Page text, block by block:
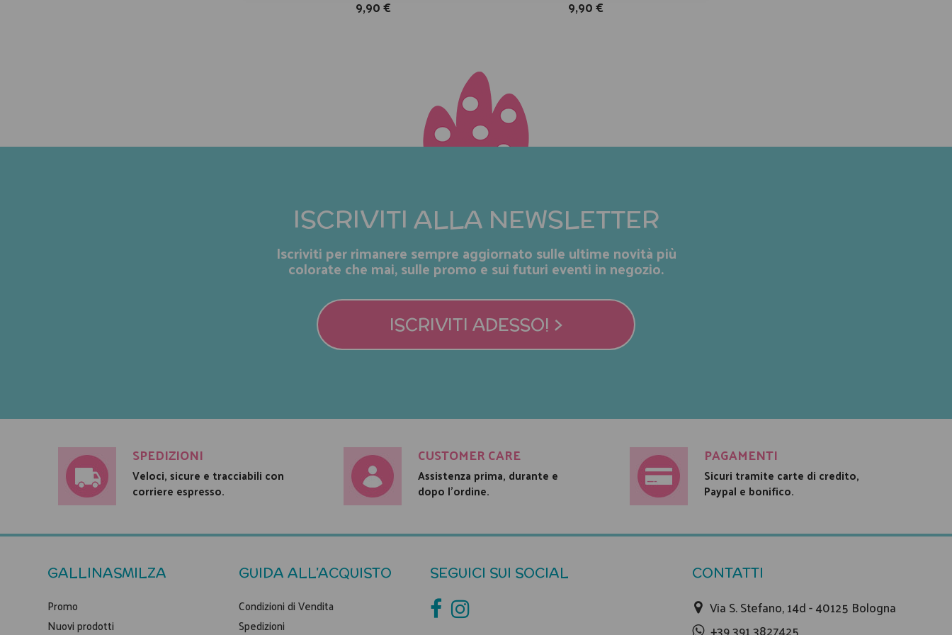
9,90 € 9,90 €
ISCRIVITI ALLA NEWSLETTER
Iscriviti per rimanere sempre aggiornato sulle ultime novità più
colorate che mai, sulle promo e sui futuri eventi in negozio.
ISCRIVITI ADESSO! >
SPEDIZIONI
Veloci, sicure e tracciabili con
corriere espresso.
CUSTOMER CARE
Assistenza prima, durante e
dopo l'ordine.
PAGAMENTI
Sicuri tramite carte di credito,
Paypal e bonifico.
GALLINASMILZA
Promo
Nuovi prodotti
GUIDA ALL'ACQUISTO
Condizioni di Vendita
Spedizioni
SEGUICI SUI SOCIAL CONTATTI
Via S. Stefano, 14d - 40125 Bologna